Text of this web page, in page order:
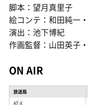
脚本：望月真里子
絵コンテ：和田純一
演出：池下博紀
作画監督：山田英子
ON AIR
放送局
AT-X